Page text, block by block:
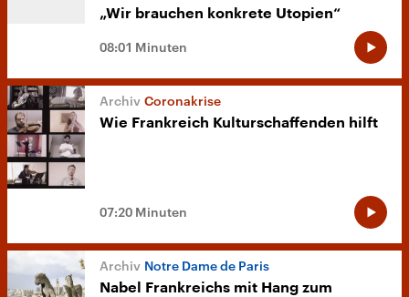
„Wir brauchen konkrete Utopien“
08:01 Minuten
Coronakrise
Wie Frankreich Kulturschaffenden hilft
07:20 Minuten
Notre Dame de Paris
Nabel Frankreichs mit Hang zum